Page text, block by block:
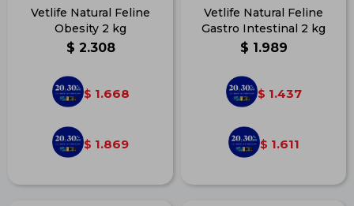
Vetlife Natural Feline
Obesity 2 kg
$ 2.308
$ 1.668
$ 1.869
Vetlife Natural Feline
Gastro Intestinal 2 kg
$ 1.989
$ 1.437
$ 1.611